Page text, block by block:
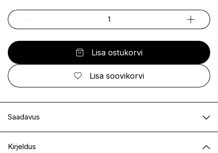
Lisa ostukorvi
Lisa soovikorvi
Saadavus
I.L.U. Kristiine
Kirjeldus